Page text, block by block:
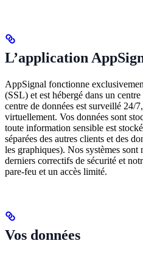
L’application
AppSignal fonctionne
(SSL) et est hébergé dans un
centre de données est surveillé 24/
virtuellement. Vos données sont
toute information sensible est
séparées des autres clients et des
les graphiques). Nos systèmes sont
derniers correctifs de sécurité et
pare-feu et un accès limité.
Vos données